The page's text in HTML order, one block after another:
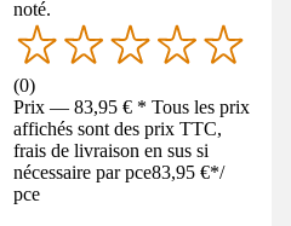
noté.
(0)
Prix — 83,95 € * Tous les prix
affichés sont des prix TTC,
frais de livraison en sus si
nécessaire par pce83,95 €*/
pce